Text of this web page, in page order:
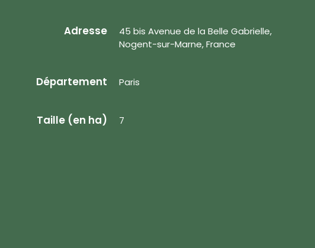
Adresse
45 bis Avenue de la Belle Gabrielle,
Nogent-sur-Marne, France
Département Paris
Taille (en ha) 7